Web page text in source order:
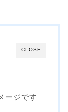
CLOSE
ージです